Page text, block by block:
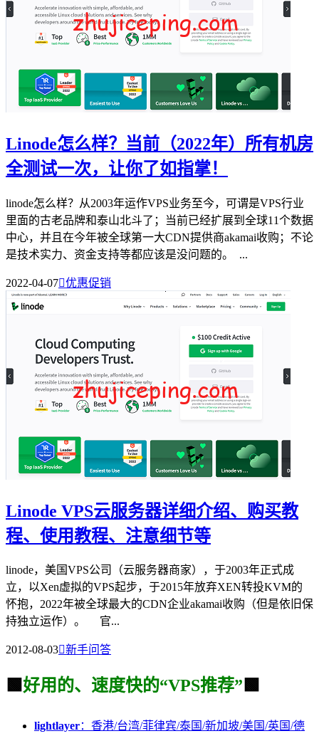
Linode怎么样？当前（2022年）所有机房
全测试一次，让你了如指掌！
linode怎么样？从2003年运作VPS业务至今，可谓是VPS行业
里面的古老品牌和泰山北斗了；当前已经扩展到全球11个数据
中心，并且在今年被全球第一大CDN提供商akamai收购；不论
是技术实力、资金支持等都应该是没问题的。 ...
2022-04-07优惠促销
Linode VPS云服务器详细介绍、购买教
程、使用教程、注意细节等
linode，美国VPS公司（云服务器商家），于2003年正式成
立，以Xen虚拟的VPS起步，于2015年放弃XEN转投KVM的
怀抱，2022年被全球最大的CDN企业akamai收购（但是依旧保
持独立运作）。 官...
2012-08-03新手问答
🟩 好用的、速度快的“VPS推荐” 🟩
lightlayer：香港/台湾/菲律宾/泰国/新加坡/美国/英国/德